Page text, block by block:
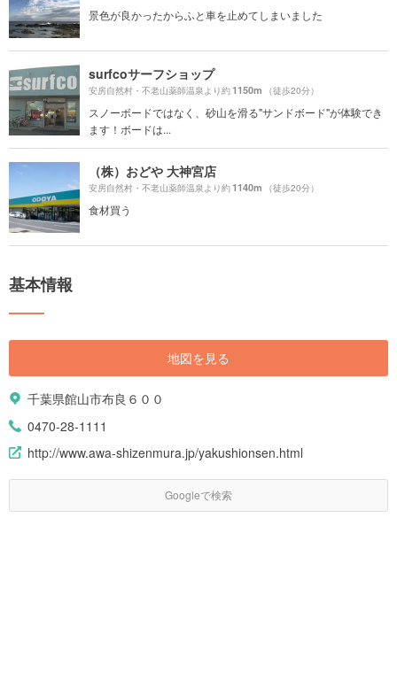
景色が良かったからふと車を止めてしまいました
surfcoサーフショップ
安房自然村・不老山薬師温泉より約1150m （徒歩20分）
スノーボードではなく、砂山を滑る"サンドボード"が体験でき
ます！ボードは...
（株）おどや 大神宮店
安房自然村・不老山薬師温泉より約1140m （徒歩20分）
食材買う
基本情報
地図を見る
千葉県館山市布良６００
0470-28-1111
http://www.awa-shizenmura.jp/yakushionsen.html
Googleで検索